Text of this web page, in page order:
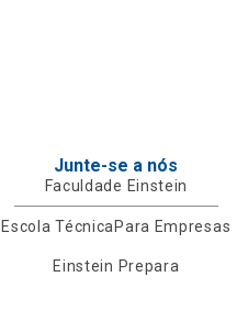
Junte-se a nós
Faculdade Einstein
Escola TécnicaPara Empresas
Einstein Prepara